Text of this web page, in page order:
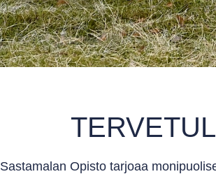
Sastamalan Opisto tarjoaa